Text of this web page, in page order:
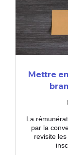
Mettre
La
par la
revisite